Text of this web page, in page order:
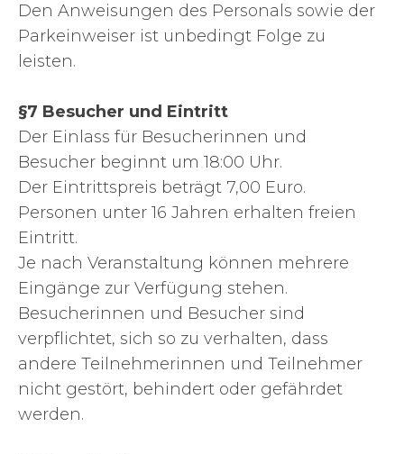
Den Anweisungen des Personals sowie der
Parkeinweiser ist unbedingt Folge zu
leisten.
§7 Besucher und Eintritt
Der Einlass für Besucherinnen und
Besucher beginnt um 18:00 Uhr.
Der Eintrittspreis beträgt 7,00 Euro.
Personen unter 16 Jahren erhalten freien
Eintritt.
Je nach Veranstaltung können mehrere
Eingänge zur Verfügung stehen.
Besucherinnen und Besucher sind
verpflichtet, sich so zu verhalten, dass
andere Teilnehmerinnen und Teilnehmer
nicht gestört, behindert oder gefährdet
werden.